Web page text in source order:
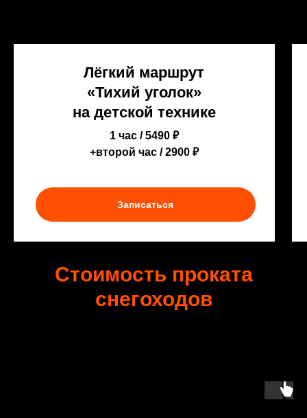
Лёгкий маршрут
«Тихий уголок»
на детской технике
1 час / 5490 ₽
+второй час / 2900 ₽
Записаться
Стоимость проката
снегоходов